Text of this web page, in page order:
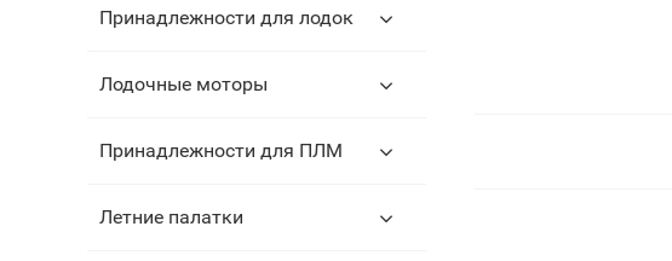
Принадлежности для лодок
Лодочные моторы
Принадлежности для ПЛМ
Летние палатки